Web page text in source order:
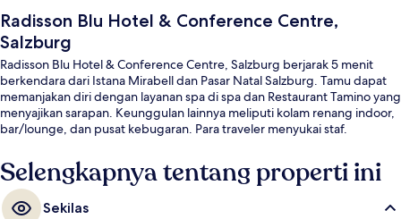
Radisson Blu Hotel & Conference Centre,
Salzburg
Radisson Blu Hotel & Conference Centre, Salzburg berjarak 5 menit
berkendara dari Istana Mirabell dan Pasar Natal Salzburg. Tamu dapat
memanjakan diri dengan layanan spa di spa dan Restaurant Tamino yang
menyajikan sarapan. Keunggulan lainnya meliputi kolam renang indoor,
bar/lounge, dan pusat kebugaran. Para traveler menyukai staf.
Selengkapnya tentang properti ini
Sekilas